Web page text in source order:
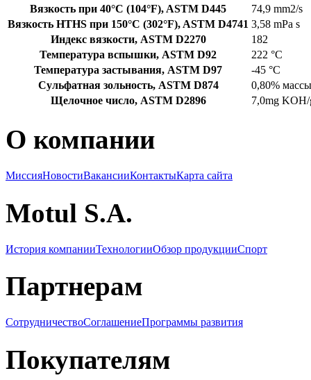
Вязкость при 40°C (104°F), ASTM D445
74,9 mm2/s
Вязкость HTHS при 150°C (302°F), ASTM D4741 3,58 mPa s
Индекс вязкости, ASTM D2270
182
Температура вспышки, ASTM D92
222 °C
Температура застывания, ASTM D97
-45 °C
Сульфатная зольность, ASTM D874
0,80% массы
Щелочное число, ASTM D2896
7,0mg
О компании
МиссияНовостиВакансииКонтактыКарта сайта
Motul S.A.
История компанииТехнологииОбзор продукцииСпорт
Партнерам
СотрудничествоСоглашениеПрограммы развития
Покупателям